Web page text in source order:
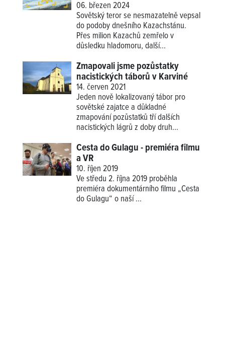
06. březen 2024
Sovětský teror se nesmazatelně vepsal
do podoby dnešního Kazachstánu.
Přes milion Kazachů zemřelo v
důsledku hladomoru, další...
Zmapovali jsme pozůstatky
nacistických táborů v Karviné
14. červen 2021
Jeden nově lokalizovaný tábor pro
sovětské zajatce a důkladné
zmapování pozůstatků tří dalších
nacistických lágrů z doby druh...
Cesta do Gulagu - premiéra filmu
a VR
10. říjen 2019
Ve středu 2. října 2019 proběhla
premiéra dokumentárního filmu „Cesta
do Gulagu“ o naší...